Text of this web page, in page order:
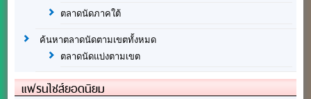
ตลาดนัดภาคใต้
ค้นหาตลาดนัดตามเขตทั้งหมด
ตลาดนัดแบ่งตามเขต
แฟรนไชส์ยอดนิยม